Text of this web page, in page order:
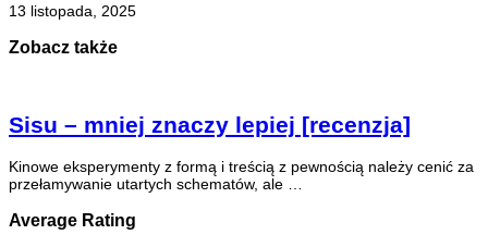
13 listopada, 2025
Zobacz także
Sisu – mniej znaczy lepiej [recenzja]
Kinowe eksperymenty z formą i treścią z pewnością należy cenić za
przełamywanie utartych schematów, ale …
Average Rating